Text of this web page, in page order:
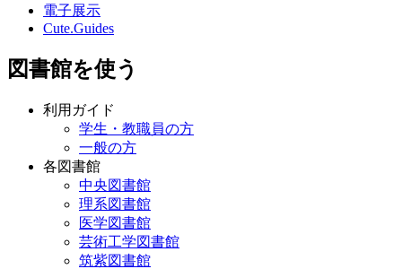
電子展示
Cute.Guides
図書館を使う
利用ガイド
学生・教職員の方
一般の方
各図書館
中央図書館
理系図書館
医学図書館
芸術工学図書館
筑紫図書館